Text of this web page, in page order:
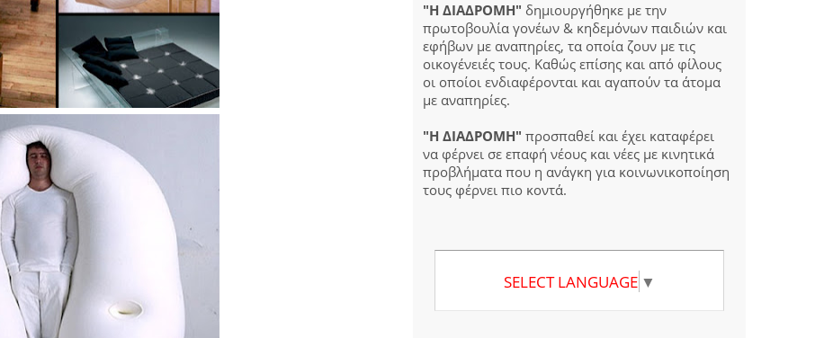
"Η ΔΙΑΔΡΟΜΗ" δημιουργήθηκε με την
πρωτοβουλία γονέων & κηδεμόνων παιδιών και
εφήβων με αναπηρίες, τα οποία ζουν με τις
οικογένειές τους. Καθώς επίσης και από φίλους
οι οποίοι ενδιαφέρονται και αγαπούν τα άτομα
με αναπηρίες.
"Η ΔΙΑΔΡΟΜΗ" προσπαθεί και έχει καταφέρει
να φέρνει σε επαφή νέους και νέες με κινητικά
προβλήματα που η ανάγκη για κοινωνικοποίηση
τους φέρνει πιο κοντά.
SELECT LANGUAGE ▼